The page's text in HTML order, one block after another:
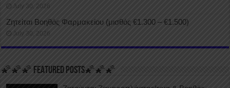
July 30, 2026
Ζητείται Βοηθός Φαρμακείου (μισθός €1.300 – €1.500)
July 30, 2026
🌠🌠🌠 FEATURED POSTS🌠🌠🌠